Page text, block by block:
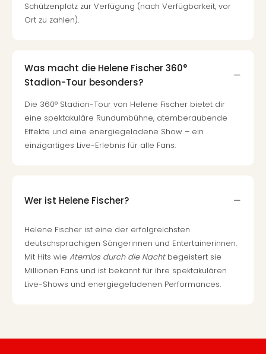
Schützenplatz zur Verfügung (nach Verfügbarkeit, vor
Ort zu zahlen).
Was macht die Helene Fischer 360°
Stadion-Tour besonders?
Die 360° Stadion-Tour von Helene Fischer bietet dir
eine spektakuläre Rundumbühne, atemberaubende
Effekte und eine energiegeladene Show – ein
einzigartiges Live-Erlebnis für alle Fans.
Wer ist Helene Fischer?
Helene Fischer ist eine der erfolgreichsten
deutschsprachigen Sängerinnen und Entertainerinnen.
Mit Hits wie Atemlos durch die Nachtbegeistert sie
Millionen Fans und ist bekannt für ihre spektakulären
Live-Shows und energiegeladenen Performances.